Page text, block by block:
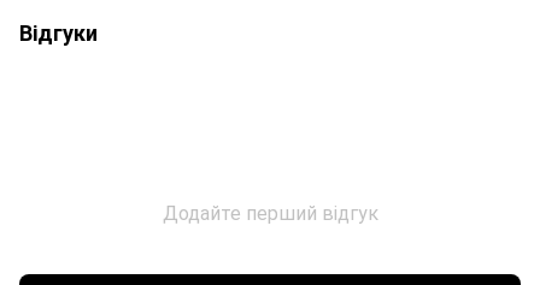
Відгуки
Додайте перший відгук